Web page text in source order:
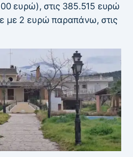
ευρώ), στις 385.515 ευρώ
με 2 ευρώ παραπάνω, στις